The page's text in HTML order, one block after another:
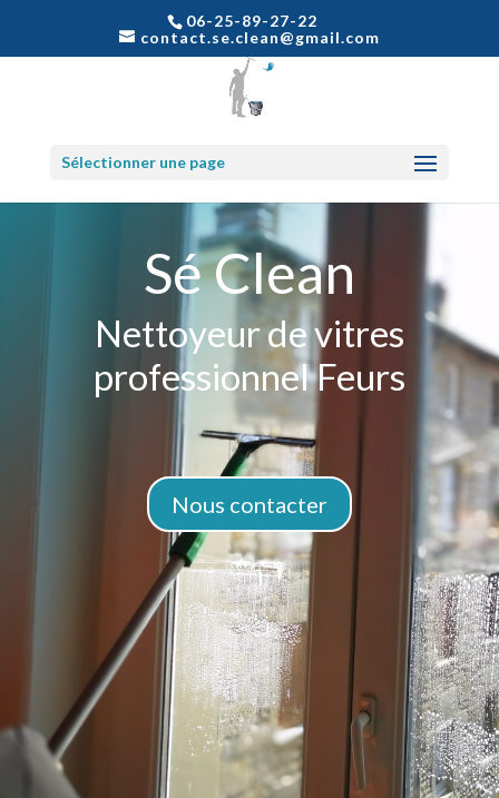
06-25-89-27-22
contact.se.clean@gmail.com
Sélectionner une page
Sé Clean
Nettoyeur de vitres
professionnel Feurs
Nous contacter